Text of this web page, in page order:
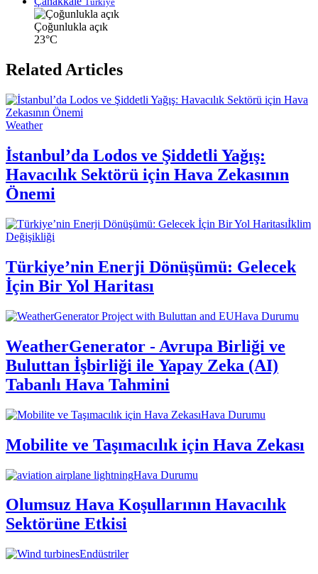
Çoğunlukla açık
23°C
Related Articles
Weather
İstanbul’da Lodos ve Şiddetli Yağış:
Havacılık Sektörü için Hava Zekasının
Önemi
İklim
Değişikliği
Türkiye’nin Enerji Dönüşümü: Gelecek
İçin Bir Yol Haritası
Hava Durumu
WeatherGenerator - Avrupa Birliği ve
Buluttan İşbirliği ile Yapay Zeka (AI)
Tabanlı Hava Tahmini
Hava Durumu
Mobilite ve Taşımacılık için Hava Zekası
Hava Durumu
Olumsuz Hava Koşullarının Havacılık
Sektörüne Etkisi
Endüstriler